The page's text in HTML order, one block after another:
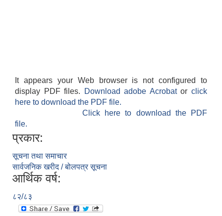
It appears your Web browser is not configured to
display PDF files.
Download adobe Acrobatorclick
here to download the PDF file.
Click here to download the PDF
file.
प्रकार:
सूचना तथा समाचार
सार्वजनिक खरीद / बोलपत्र सूचना
आर्थिक वर्ष:
८२/८३